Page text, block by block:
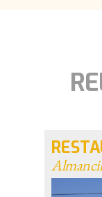
Almancil